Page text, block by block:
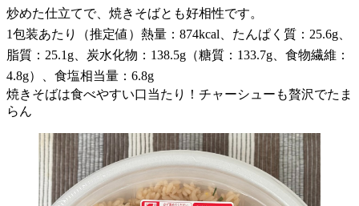
炒めた仕立てで、焼きそばとも好相性です。
1包装あたり（推定値）熱量：874kcal、たんぱく質：25.6g、
脂質：25.1g、炭水化物：138.5g（糖質：133.7g、食物繊維：
4.8g）、食塩相当量：6.8g
焼きそばは食べやすい口当たり！チャーシューも贅沢でたま
らん